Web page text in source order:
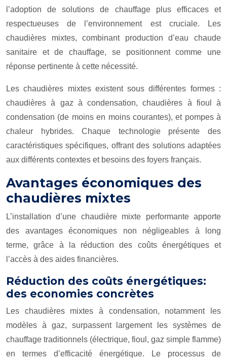
l’adoption de solutions de chauffage plus efficaces et
respectueuses de l’environnement est cruciale. Les
chaudières mixtes, combinant production d’eau chaude
sanitaire et de chauffage, se positionnent comme une
réponse pertinente à cette nécessité.
Les chaudières mixtes existent sous différentes formes :
chaudières à gaz à condensation, chaudières à fioul à
condensation (de moins en moins courantes), et pompes à
chaleur hybrides. Chaque technologie présente des
caractéristiques spécifiques, offrant des solutions adaptées
aux différents contextes et besoins des foyers français.
Avantages économiques des
chaudières mixtes
L’installation d’une chaudière mixte performante apporte
des avantages économiques non négligeables à long
terme, grâce à la réduction des coûts énergétiques et
l’accès à des aides financières.
Réduction des coûts énergétiques:
des economies concrètes
Les chaudières mixtes à condensation, notamment les
modèles à gaz, surpassent largement les systèmes de
chauffage traditionnels (électrique, fioul, gaz simple flamme)
en termes d’efficacité énergétique. Le processus de